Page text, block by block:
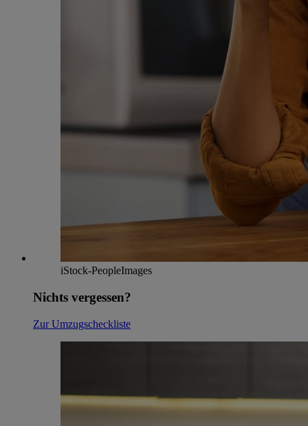
iStock-PeopleImages
Nichts vergessen?
Zur Umzugscheckliste